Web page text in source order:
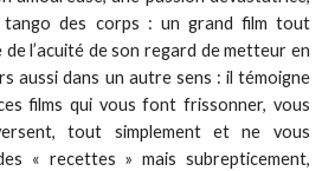
tango des corps : un grand film tout
l’acuité de son regard de metteur en
aussi dans un autre sens : il témoigne
films qui vous font frissonner, vous
tout simplement et ne vous
« recettes » mais subrepticement,